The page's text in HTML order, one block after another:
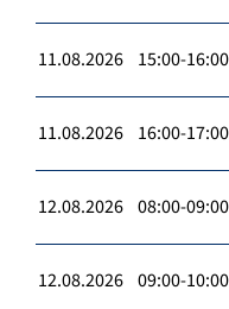
11.08.2026 15:00-16:00
11.08.2026 16:00-17:00
12.08.2026 08:00-09:00
12.08.2026 09:00-10:00